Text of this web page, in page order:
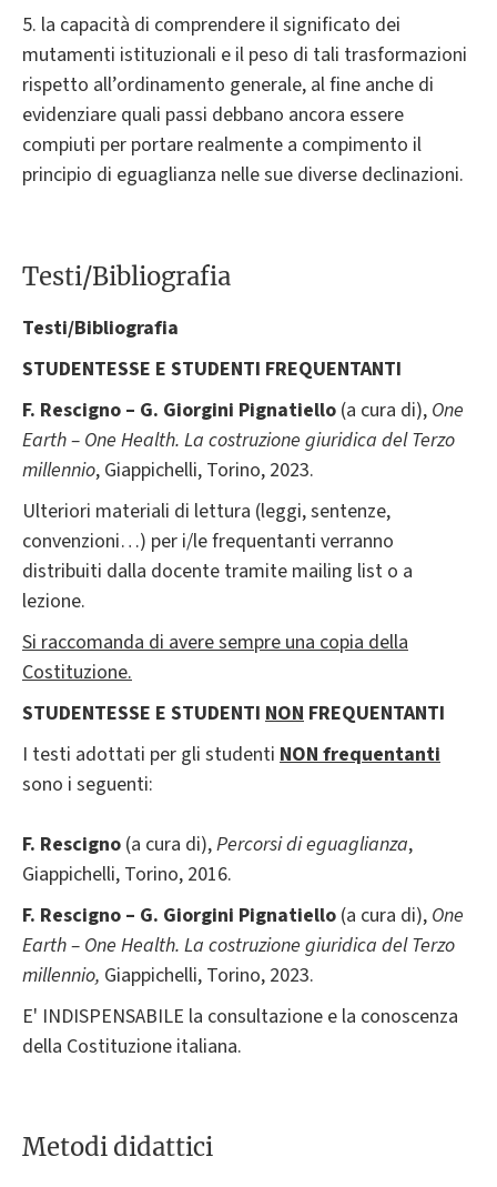
5. la capacità di comprendere il significato dei
mutamenti istituzionali e il peso di tali trasformazioni
rispetto all’ordinamento generale, al fine anche di
evidenziare quali passi debbano ancora essere
compiuti per portare realmente a compimento il
principio di eguaglianza nelle sue diverse declinazioni.
Testi/Bibliografia
Testi/Bibliografia
STUDENTESSE E STUDENTI FREQUENTANTI
F. Rescigno – G. Giorgini Pignatiello (a cura di), One
Earth – One Health. La costruzione giuridica del Terzo
millennio, Giappichelli, Torino, 2023.
Ulteriori materiali di lettura (leggi, sentenze,
convenzioni…) per i/le frequentanti verranno
distribuiti dalla docente tramite mailing list o a
lezione.
Si raccomanda di avere sempre una copia della
Costituzione.
STUDENTESSE E STUDENTI NON FREQUENTANTI
I testi adottati per gli studenti NON frequentanti
sono i seguenti:
F. Rescigno (a cura di),Percorsi di eguaglianza,
Giappichelli, Torino, 2016.
F. Rescigno – G. Giorgini Pignatiello (a cura di), One
Earth – One Health. La costruzione giuridica del Terzo
millennio, Giappichelli, Torino, 2023.
E' INDISPENSABILE la consultazione e la conoscenza
della Costituzione italiana.
Metodi didattici